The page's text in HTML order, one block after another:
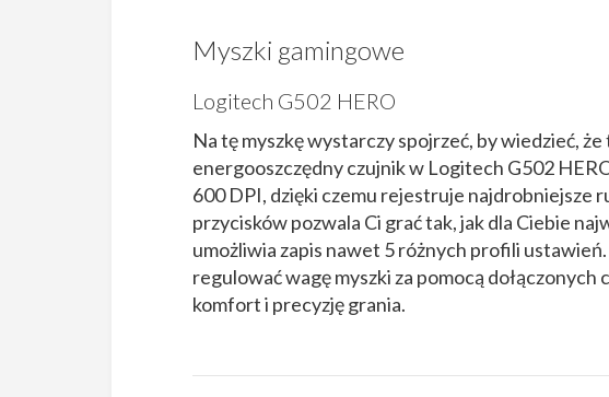
Myszki gamingowe
Logitech G502 HERO
Na tę myszkę wystarczy spojrzeć, by wiedzieć,
energooszczędny czujnik w Logitech G502
600 DPI, dzięki czemu rejestruje najdrobniejsze
przycisków pozwala Ci grać tak, jak dla Ciebie
umożliwia zapis nawet 5 różnych profili
regulować wagę myszki za pomocą
komfort i precyzję grania.